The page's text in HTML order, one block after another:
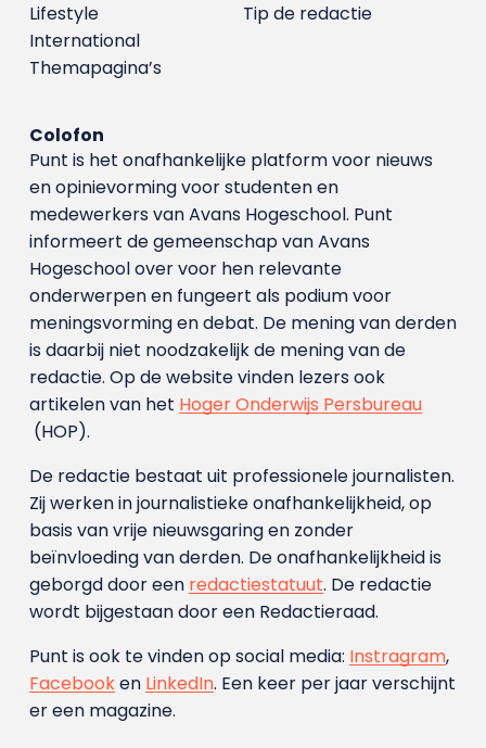
Tip de redactie
Lifestyle
International
Themapagina’s
Colofon
Punt is het onafhankelijke platform voor nieuws
en opinievorming voor studenten en
medewerkers van Avans Hoge­school. Punt
informeert de gemeenschap van Avans
Hogeschool over voor hen relevante
onderwerpen en fungeert als podium voor
meningsvorming en debat. De mening van derden
is daarbij niet noodzakelijk de mening van de
redactie. Op de website vinden lezers ook
artikelen van het Hoger Onderwijs Persbureau
(HOP).
De redactie bestaat uit professionele journalisten.
Zij werken in journalistieke onafhankelijkheid, op
basis van vrije nieuwsgaring en zonder
beïnvloeding van derden. De onafhankelijkheid is
geborgd door een redactiestatuut. De redactie
wordt bijgestaan door een Redactieraad.
Punt is ook te vinden op social media: Instragram,
Facebooken LinkedIn. Een keer per jaar verschijnt
er een magazine.